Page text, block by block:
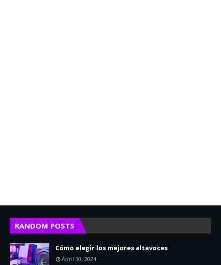
RANDOM POSTS
Cómo elegir los mejores altavoces
April 30, 2024